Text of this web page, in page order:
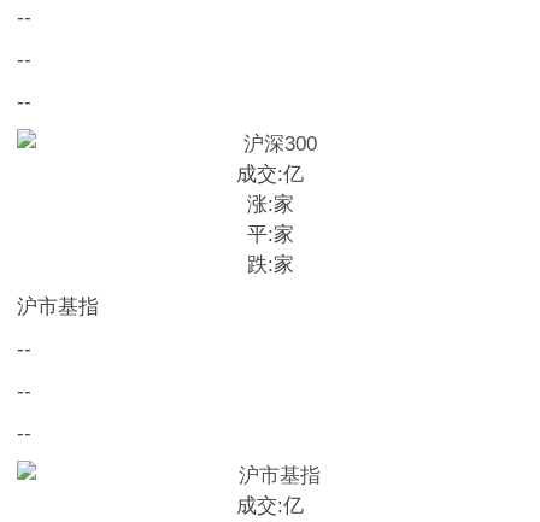
--
--
--
成交:亿
涨:家
平:家
跌:家
沪市基指
--
--
--
成交:亿